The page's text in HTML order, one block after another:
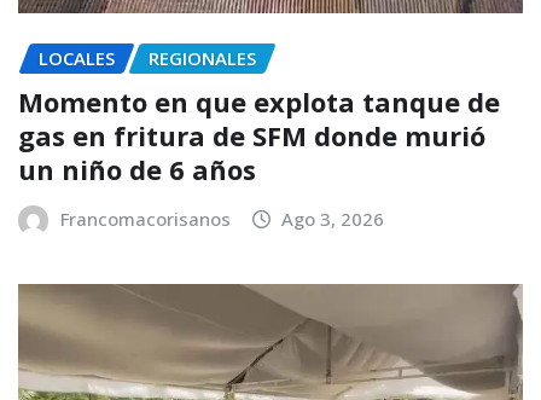
LOCALES REGIONALES
Momento en que explota tanque de
gas en fritura de SFM donde murió
un niño de 6 años
Francomacorisanos Ago 3, 2026